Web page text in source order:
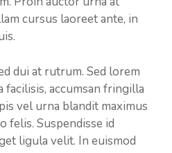
cursus laoreet ante, in
dui at rutrum. Sed lorem
accumsan fringilla
vel urna blandit maximus
felis. Suspendisse id
ligula velit. In euismod